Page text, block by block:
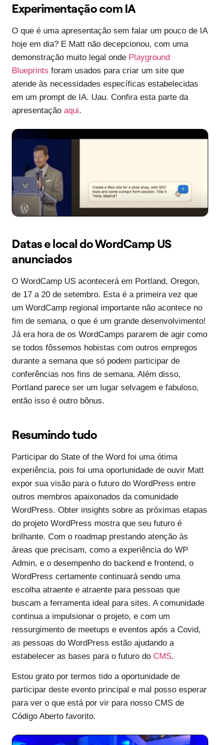
Experimentação com IA
O que é uma apresentação sem falar um pouco de IA
hoje em dia? E Matt não decepcionou, com uma
demonstração muito legal onde Playground
Blueprints foram usados para criar um site que
atende às necessidades específicas estabelecidas
em um prompt de IA. Uau. Confira esta parte da
apresentação aqui.
Datas e local do WordCamp US
anunciados
O WordCamp US acontecerá em Portland, Oregon,
de 17 a 20 de setembro. Esta é a primeira vez que
um WordCamp regional importante não acontece no
fim de semana, o que é um grande desenvolvimento!
Já era hora de os WordCamps pararem de agir como
se todos fôssemos hobistas com outros empregos
durante a semana que só podem participar de
conferências nos fins de semana. Além disso,
Portland parece ser um lugar selvagem e fabuloso,
então isso é outro bônus.
Resumindo tudo
Participar do State of the Word foi uma ótima
experiência, pois foi uma oportunidade de ouvir Matt
expor sua visão para o futuro do WordPress entre
outros membros apaixonados da comunidade
WordPress. Obter insights sobre as próximas etapas
do projeto WordPress mostra que seu futuro é
brilhante. Com o roadmap prestando atenção às
áreas que precisam, como a experiência do WP
Admin, e o desempenho do backend e frontend, o
WordPress certamente continuará sendo uma
escolha atraente e atraente para pessoas que
buscam a ferramenta ideal para sites. A comunidade
continua a impulsionar o projeto, e com um
ressurgimento de meetups e eventos após a Covid,
as pessoas do WordPress estão ajudando a
estabelecer as bases para o futuro do CMS.
Estou grato por termos tido a oportunidade de
participar deste evento principal e mal posso esperar
para ver o que está por vir para nosso CMS de
Código Aberto favorito.